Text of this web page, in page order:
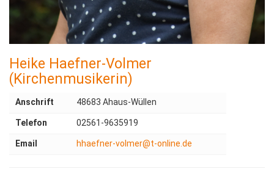
Heike Haefner-Volmer
(Kirchenmusikerin)
Anschrift 48683 Ahaus-Wüllen
Telefon 02561-9635919
Email hhaefner-volmer@t-online.de